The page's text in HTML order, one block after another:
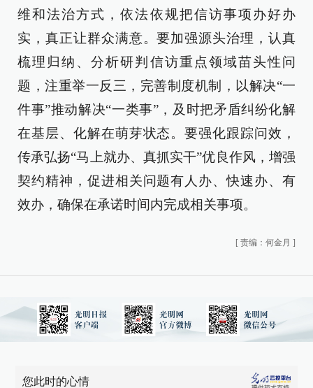
维和法治方式，依法依规把信访事项办好办
实，真正让群众满意。要加强源头治理，认真
梳理归纳、分析研判信访重点领域苗头性问
题，注重举一反三，完善制度机制，以解决“一
件事”推动解决“一类事”，及时把矛盾纠纷化解
在基层、化解在萌芽状态。要强化跟踪问效，
传承弘扬“马上就办、真抓实干”优良作风，增强
契约精神，促进相关问题有人办、快速办、有
效办，确保在承诺时间内完成相关事项。
[ 责编：何金月 ]
您此时的心情